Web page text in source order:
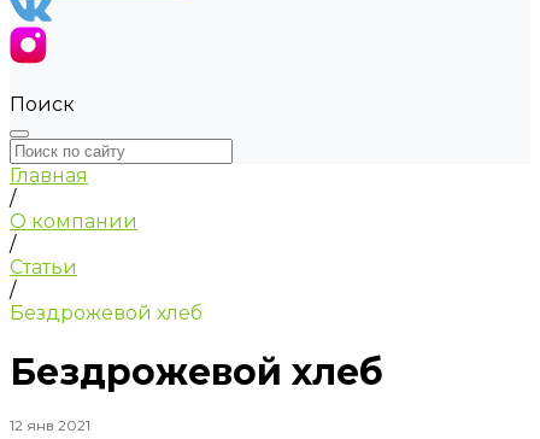
Поиск
Главная
/
О компании
/
Статьи
/
Бездрожевой хлеб
Бездрожевой хлеб
12 янв 2021